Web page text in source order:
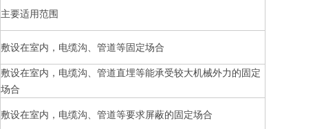
主要适用范围
敷设在室内，电缆沟、管道等固定场合
敷设在室内，电缆沟、管道直埋等能承受较大机械外力的固定
场合
敷设在室内，电缆沟、管道等要求屏蔽的固定场合